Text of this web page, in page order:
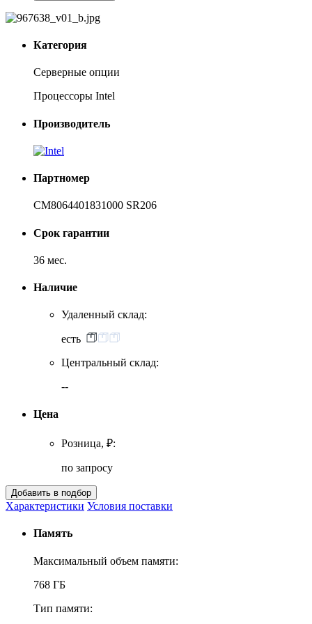
Категория
Серверные опции
Процессоры Intel
Производитель
Партномер
CM8064401831000 SR206
Срок гарантии
36 мес.
Наличие
Удаленный склад:
есть
Центральный склад:
--
Цена
Розница, ₽:
по запросу
Характеристики Условия поставки
Память
Максимальный объем памяти:
768 ГБ
Тип памяти: